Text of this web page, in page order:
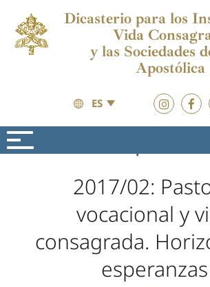
Dicasterio para los
Vida
y las Sociedades
Apostólica
ES
2017/02:
vocacional y
consagrada.
esperanzas